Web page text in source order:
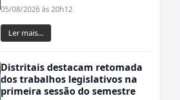
05/08/2026 às 20h12
Ler mais...
Distritais destacam retomada
dos trabalhos legislativos na
primeira sessão do semestre